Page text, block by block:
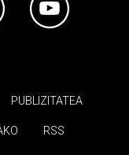
PUBLIZITATEA
RSS